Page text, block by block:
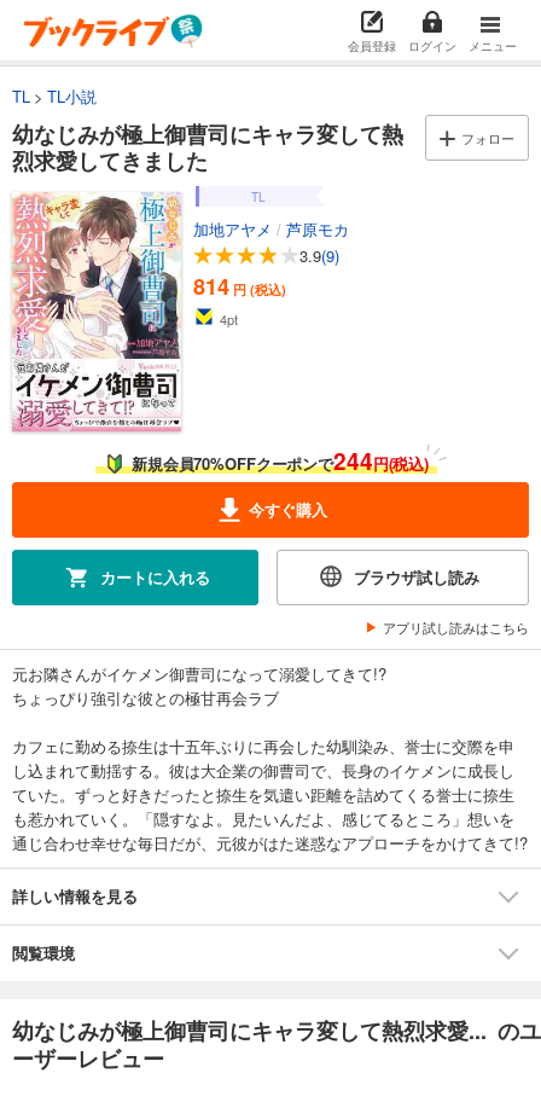
会員登録 ログイン メニュー
TL TL小説
幼なじみが極上御曹司にキャラ変して熱
烈求愛してきました
フォロー
TL
加地アヤメ / 芦原モカ
3.9(9)
814 円 (税込)
4pt
新規会員70%OFFクーポンで244円(税込)
今すぐ購入
カートに入れる ブラウザ試し読み
アプリ試し読みはこちら
元お隣さんがイケメン御曹司になって溺愛してきて!?
ちょっぴり強引な彼との極甘再会ラブ
カフェに勤める捺生は十五年ぶりに再会した幼馴染み、誉士に交際を申
し込まれて動揺する。彼は大企業の御曹司で、長身のイケメンに成長し
ていた。ずっと好きだったと捺生を気遣い距離を詰めてくる誉士に捺生
も惹かれていく。「隠すなよ。見たいんだよ、感じてるところ」想いを
通じ合わせ幸せな毎日だが、元彼がはた迷惑なアプローチをかけてきて!?
詳しい情報を見る
閲覧環境
幼なじみが極上御曹司にキャラ変して熱烈求愛... のユ
ーザーレビュー